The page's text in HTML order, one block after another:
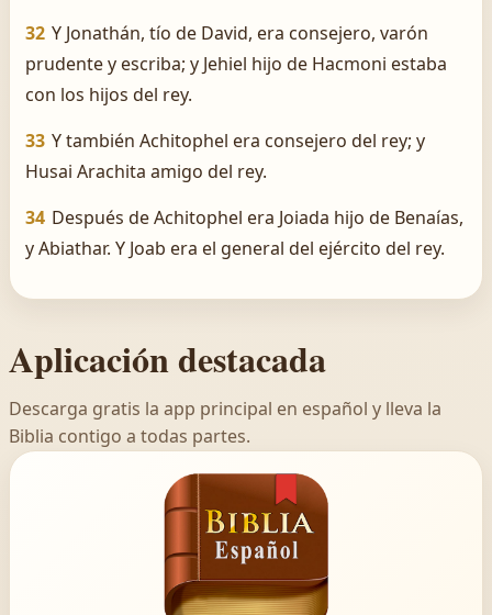
32 Y Jonathán, tío de David, era consejero, varón
prudente y escriba; y Jehiel hijo de Hacmoni estaba
con los hijos del rey.
33 Y también Achitophel era consejero del rey; y
Husai Arachita amigo del rey.
34 Después de Achitophel era Joiada hijo de Benaías,
y Abiathar. Y Joab era el general del ejército del rey.
Aplicación destacada
Descarga gratis la app principal en español y lleva la
Biblia contigo a todas partes.